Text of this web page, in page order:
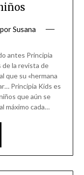
porSusana
antes Principia
de la revista de
que su «hermana
Principia Kids es
que aún se
máximo cada…